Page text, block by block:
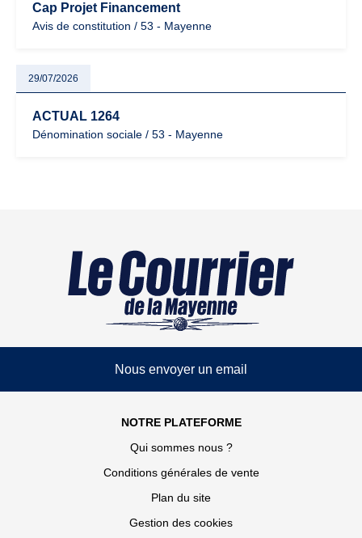
Cap Projet Financement
Avis de constitution / 53 - Mayenne
29/07/2026
ACTUAL 1264
Dénomination sociale / 53 - Mayenne
Nous envoyer un email
NOTRE PLATEFORME
Qui sommes nous ?
Conditions générales de vente
Plan du site
Gestion des cookies